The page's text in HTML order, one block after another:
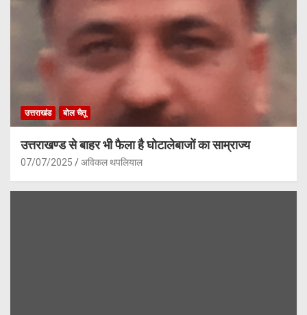
उत्तराखंड बोल चैतू
उत्तराखण्ड से बाहर भी फैला है घोटालेबाजों का साम्राज्य
07/07/2025 अविकल थपलियाल